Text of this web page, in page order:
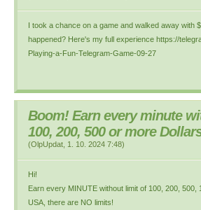
I took a chance on a game and walked away with
happened? Here's my full experience https://
Playing-a-Fun-Telegram-Game-09-27
Boom! Earn every minute
100, 200, 500 or more
(OlpUpdat 1. 10. 2024 7:48)
Hi!
Earn every MINUTE without limit of 100, 200, 500,
USA, there are NO limits!